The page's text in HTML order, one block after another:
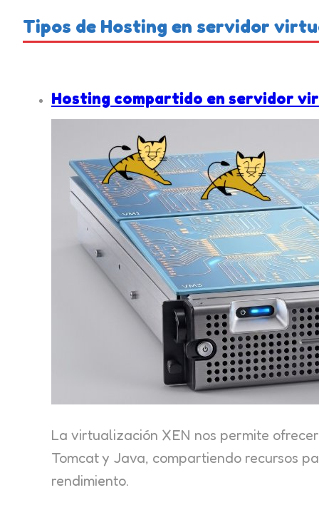
Tipos de Hosting en servidor
Hosting compartido en servidor
La virtualización XEN nos permite
Tomcat y Java, compartiendo recursos
rendimiento.